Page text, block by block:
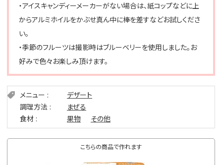
・アイスキャンディーメーカーがない場合は、紙コップなどに上
からアルミホイルをかぶせ真ん中に棒を差すなどお試しくださ
い。
・季節のフルーツは撮影時はブルーベリーを使用しました。お
好みで色々お楽しみ頂けます。
メニュー
デザート
調理方法
まぜる
食材
果物 その他
こちらの商品で作れます